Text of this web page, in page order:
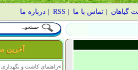
گیاهان |تماس با ما RSS
|درباره ما
آخرین
>راهنمای کاشت و نگهداری